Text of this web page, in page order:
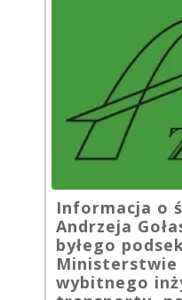
Informacja o
Andrzeja
byłego
Ministerstwie
wybitnego